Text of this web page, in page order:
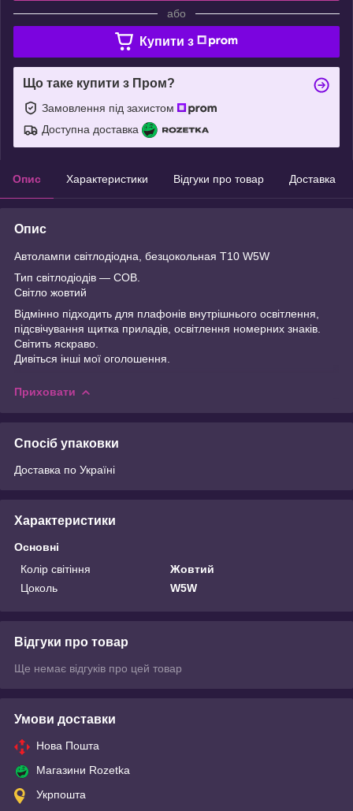
або
Купити з
Що таке купити з Пром?
Замовлення під захистом
Доступна доставка
Опис Характеристики Відгуки про товар Доставка
Опис
Автолампи світлодіодна, безцокольная T10 W5W
Тип світлодіодів ― COB.
Світло жовтий
Відмінно підходить для плафонів внутрішнього освітлення,
підсвічування щитка приладів, освітлення номерних знаків.
Світить яскраво.
Дивіться інші мої оголошення.
Приховати
Спосіб упаковки
Доставка по Україні
Характеристики
Основні
Колір світіння
Жовтий
Цоколь
W5W
Відгуки про товар
Ще немає відгуків про цей товар
Умови доставки
Нова Пошта
Магазини Rozetka
Укрпошта